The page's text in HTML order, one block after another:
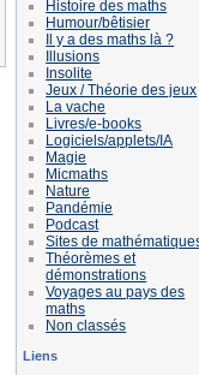
Histoire des maths
Humour/bêtisier
Il y a des maths là ?
Illusions
Insolite
Jeux / Théorie des jeux
La vache
Livres/e-books
Logiciels/applets/IA
Magie
Micmaths
Nature
Pandémie
Podcast
Sites de
Théorèmes et
démonstrations
Voyages au pays des
maths
Non classés
Liens